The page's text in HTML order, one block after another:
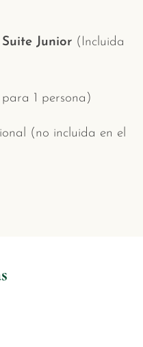
Junior (Incluida
1 persona)
(no incluida en el